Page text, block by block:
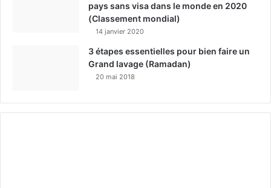
pays sans visa dans le monde en 2020
(Classement mondial)
14 janvier 2020
3 étapes essentielles pour bien faire un
Grand lavage (Ramadan)
20 mai 2018